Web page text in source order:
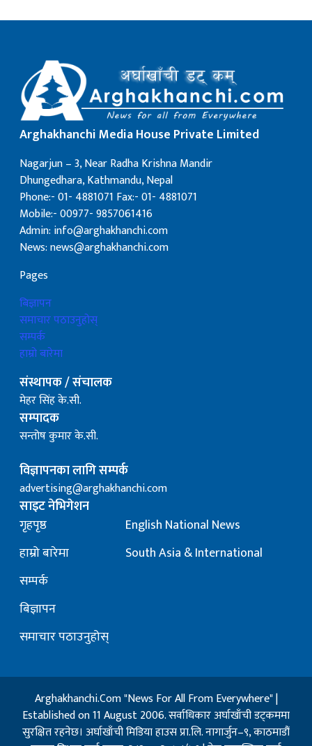
Arghakhanchi Media House Private Limited
Nagarjun – 3, Near Radha Krishna Mandir
Dhungedhara, Kathmandu, Nepal
Phone:- 01- 4881071 Fax:- 01- 4881071
Mobile:- 00977- 9857061416
Admin: info@arghakhanchi.com
News: news@arghakhanchi.com
Pages
बिज्ञापन
समाचार पठाउनुहोस्
सम्पर्क
हाम्रो बारेमा
संस्थापक / संचालक
मेहर सिंह के.सी.
सम्पादक
सन्तोष कुमार के.सी.
विज्ञापनका लागि सम्पर्क
advertising@arghakhanchi.com
साइट नेभिगेशन
गृहपृष्ठ
हाम्रो बारेमा
सम्पर्क
बिज्ञापन
समाचार पठाउनुहोस्
English National News
South Asia & International
Arghakhanchi.Com "News For All From Everywhere" |
Established on 11 August 2006. सर्वाधिकार अर्घाखाँची डट्कममा
सुरक्षित रहनेछ। अर्घाखाँची मिडिया हाउस प्रा.लि. नागार्जुन–९, काठमाडौं